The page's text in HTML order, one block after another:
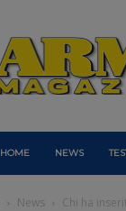
Armi
Magazine
HOME NEWS
News Chi ha